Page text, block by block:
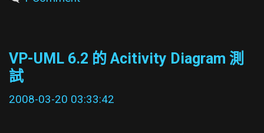
VP-UML 6.2 的 Acitivity Diagram 測
試
2008-03-20 03:33:42